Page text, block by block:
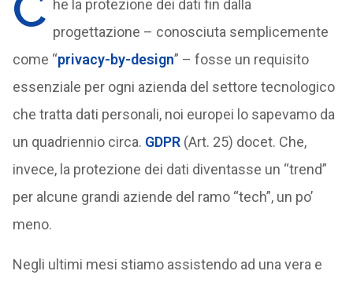
he la protezione dei dati fin dalla
progettazione – conosciuta semplicemente
come “privacy-by-design” – fosse un requisito
essenziale per ogni azienda del settore tecnologico
che tratta dati personali, noi europei lo sapevamo da
un quadriennio circa. GDPR (Art. 25) docet. Che,
invece, la protezione dei dati diventasse un “trend”
per alcune grandi aziende del ramo “tech”, un po’
meno.
Negli ultimi mesi stiamo assistendo ad una vera e